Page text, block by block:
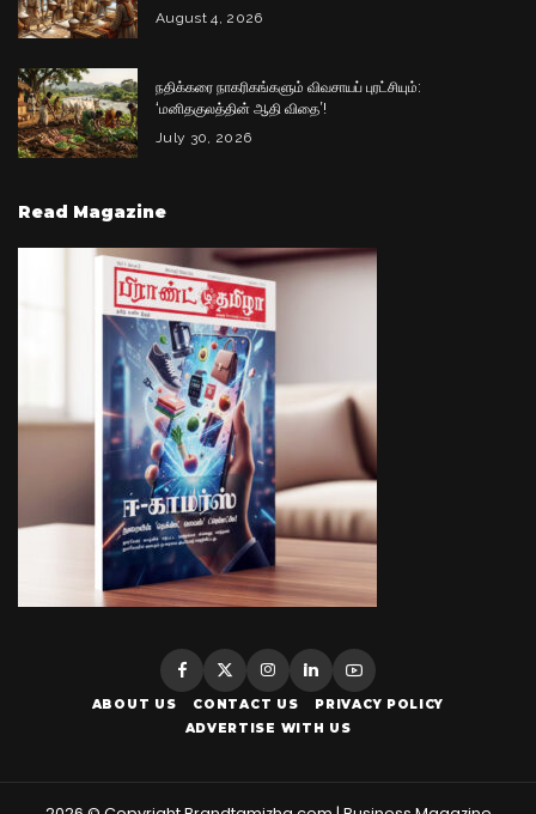
August 4, 2026
நதிக்கரை நாகரிகங்களும் விவசாயப் புரட்சியும்:
‘மனிதகுலத்தின் ஆதி விதை’!
July 30, 2026
Read Magazine
ABOUT US CONTACT US
PRIVACY POLICY
ADVERTISE WITH US